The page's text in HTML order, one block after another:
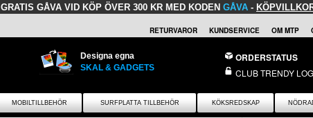
GRATIS GÅVA VID KÖP ÖVER 300 KR MED KODEN GÅVA -
RETURVAROR KUNDSERVICE OM MTP
Designa egna
SKAL & GADGETS
ORDERSTATUS
CLUB TRENDY
MOBILTILLBEHÖR SURFPLATTA TILLBEHÖR KÖKSREDSKAP